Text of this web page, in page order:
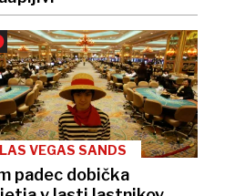
LAS VEGAS SANDS
padec dobička